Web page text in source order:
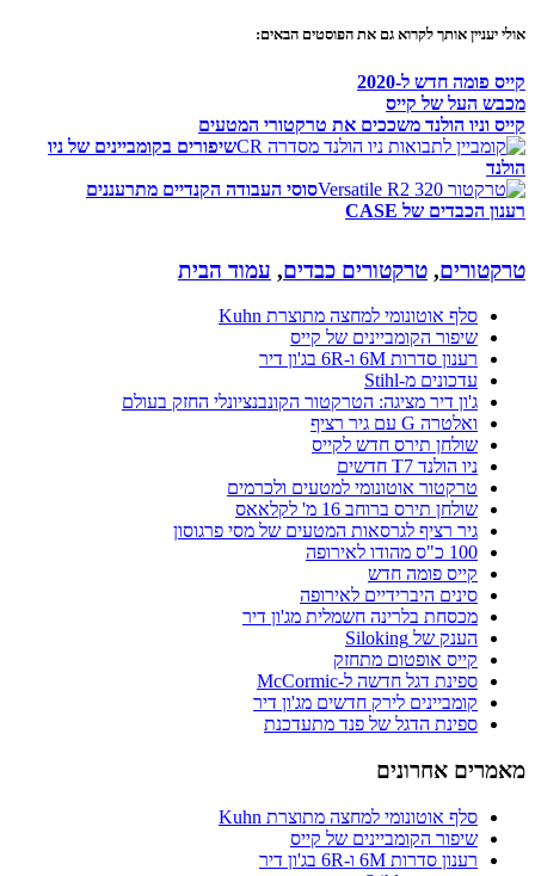
אולי יעניין אותך לקרוא גם את הפוסטים הבאים:
קייס פומה חדש ל-2020
מכבש העל של קייס
קייס וניו הולנד משככים את טרקטורי המטעים
שיפורים בקומביינים של ניו
הולנד
סוסי העבודה הקנדיים מתרעננים
רענון הכבדים של CASE
טרקטורים, טרקטורים כבדים, עמוד הבית
סלף אוטונומי למחצה מתוצרת Kuhn
שיפור הקומביינים של קייס
רענון סדרות 6M ו-6R בג'ון דיר
עדכונים מ-Stihl
ג'ון דיר מציגה: הטרקטור הקונבנציונלי החזק בעולם
ואלטרה G עם גיר רציף
שולחן תירס חדש לקייס
ניו הולנד T7 חדשים
טרקטור אוטונומי למטעים ולכרמים
שולחן תירס ברוחב 16 מ' לקלאאס
גיר רציף לגרסאות המטעים של מסי פרגוסון
100 כ"ס מהודו לאירופה
קייס פומה חדש
סינים היברידיים לאירופה
מכסחת בלרינה חשמלית מג'ון דיר
הענק של Siloking
קייס אופטום מתחזק
ספינת דגל חדשה ל-McCormic
קומביינים לירק חדשים מג'ון דיר
ספינת הדגל של פנד מתעדכנת
מאמרים אחרונים
סלף אוטונומי למחצה מתוצרת Kuhn
שיפור הקומביינים של קייס
רענון סדרות 6M ו-6R בג'ון דיר